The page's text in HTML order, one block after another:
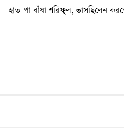
হাত-পা বাঁধা শরিফুল, ভাসছিলেন